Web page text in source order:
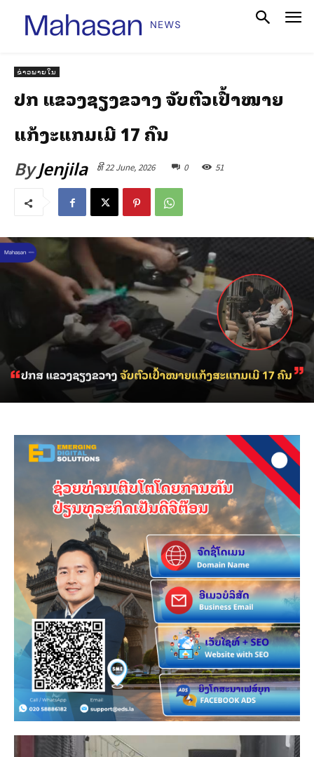
ຂ່າວພາຍໃນ
ປກສ ແຂວງຊຽງຂວາງ ຈັບຕົວເປົ້າໝາຍ
ແກ້ງສະແກມເມີ 17 ຄົນ
ByJenjila ທີ 22 June, 2026 0 51